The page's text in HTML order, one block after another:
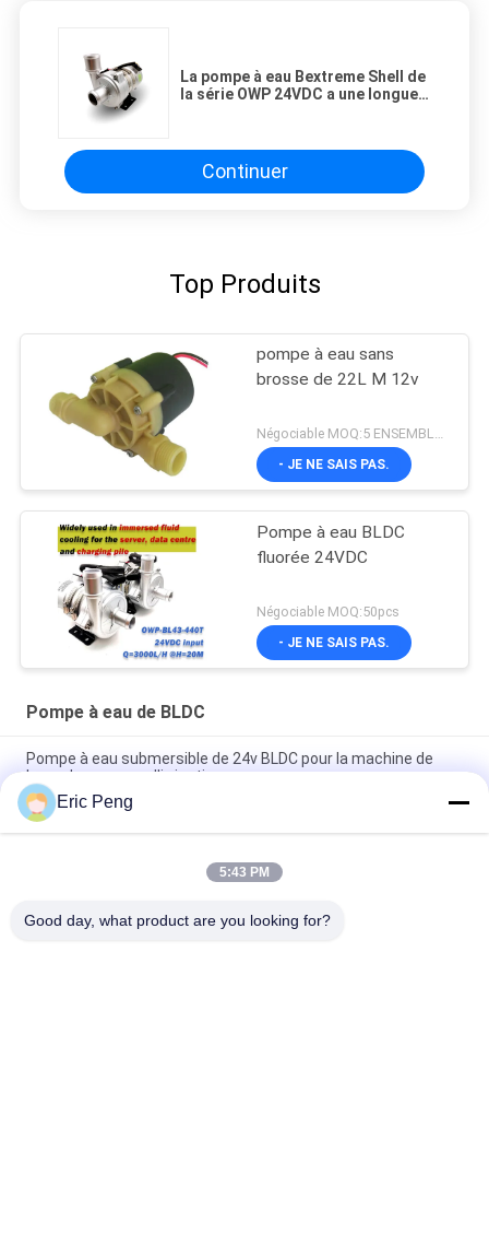
La pompe à eau Bextreme Shell de
la série OWP 24VDC a une longue
Continuer
Top Produits
pompe à eau sans
brosse de 22L M 12v
Négociable MOQ:5 ENSEMBLES
- JE NE SAIS PAS.
Pompe à eau BLDC
fluorée 24VDC
Négociable MOQ:50pcs
- JE NE SAIS PAS.
Pompe à eau de BLDC
Pompe à eau submersible de 24v BLDC pour la machine de
laser de paysage d'irrigation
20L à la pompe à eau de 30L M BLDC 12v avec la transmission
de force magnétique
mini BLDC pompe à eau de 7L M Compact Food Grade 12V 24V
Eric Peng
5:43 PM
Good day, what product are you looking for?